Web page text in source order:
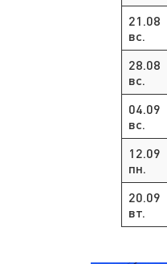
21.08
вс.
28.08
вс.
04.09
вс.
12.09
пн.
20.09
вт.